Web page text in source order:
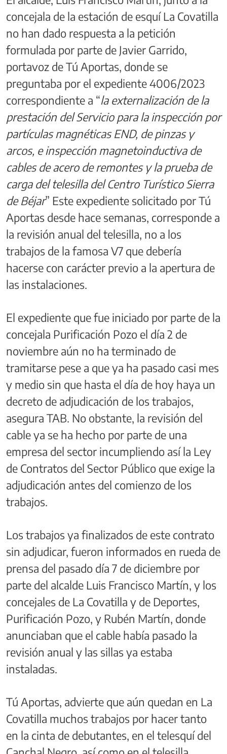
concejala de la estación de esquí La Covatilla
no han dado respuesta a la petición
formulada por parte de Javier Garrido,
portavoz de Tú Aportas, donde se
preguntaba por el expediente 4006/2023
correspondiente a “la externalización de la
prestación del Servicio para la inspección por
partículas magnéticas END, de pinzas y
arcos, e inspección magnetoinductiva de
cables de acero de remontes y la prueba de
carga del telesilla del Centro Turístico Sierra
de Béjar” Este expediente solicitado por Tú
Aportas desde hace semanas, corresponde a
la revisión anual del telesilla, no a los
trabajos de la famosa V7 que debería
hacerse con carácter previo a la apertura de
las instalaciones.
El expediente que fue iniciado por parte de la
concejala Purificación Pozo el día 2 de
noviembre aún no ha terminado de
tramitarse pese a que ya ha pasado casi mes
y medio sin que hasta el día de hoy haya un
decreto de adjudicación de los trabajos,
asegura TAB. No obstante, la revisión del
cable ya se ha hecho por parte de una
empresa del sector incumpliendo así la Ley
de Contratos del Sector Público que exige la
adjudicación antes del comienzo de los
trabajos.
Los trabajos ya finalizados de este contrato
sin adjudicar, fueron informados en rueda de
prensa del pasado día 7 de diciembre por
parte del alcalde Luis Francisco Martín, y los
concejales de La Covatilla y de Deportes,
Purificación Pozo, y Rubén Martín, donde
anunciaban que el cable había pasado la
revisión anual y las sillas ya estaba
instaladas.
Tú Aportas, advierte que aún quedan en La
Covatilla muchos trabajos por hacer tanto
en la cinta de debutantes, en el telesquí del